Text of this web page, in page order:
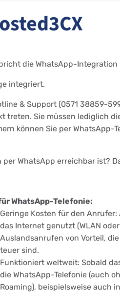
die WhatsApp-Integration
integriert.
& Support (0571 38859-
treten. Sie müssen lediglich
können Sie per WhatsApp-
WhatsApp erreichbar ist?
WhatsApp-Telefonie:
Geringe Kosten für den
das Internet genutzt (WLAN
Auslandsanrufen von Vorteil,
teuer sind.
Funktioniert weltweit: Sobald
die WhatsApp-Telefonie (auch
Roaming), beispielsweise auch